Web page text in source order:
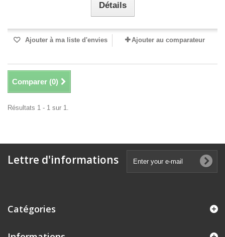
Détails
Ajouter à ma liste d'envies Ajouter au comparateur
Comparer (0)
Résultats 1 - 1 sur 1.
Lettre d'informations
Catégories